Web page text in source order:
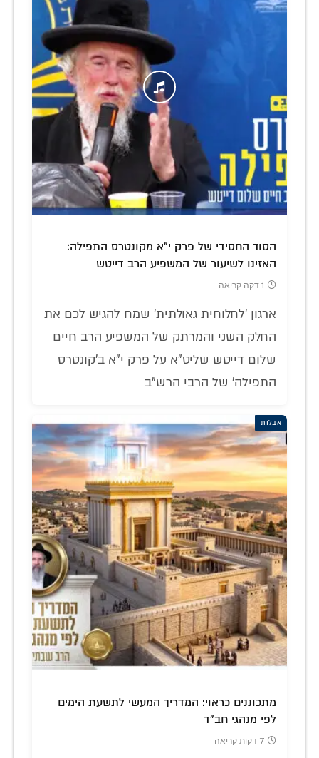
הסוד החסידי של פרק י"א מקונטרס התפילה:
האזינו לשיעור של המשפיע הרב דייטש
1 דקה קריאה
ארגון 'לחלוחית גאולתית' שמח להגיש לכם את
החלק השני והמרתק של המשפיע הרב חיים
שלום דייטש שליט"א על פרק י"א ב'קונטרס
התפילה' של הרבי הרש"ב
אבלות
מתכוננים כראוי: המדריך המעשי לתשעת הימים
לפי מנהגי חב"ד
7 דקות קריאה